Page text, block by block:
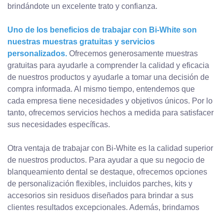
brindándote un excelente trato y confianza.
Uno de los beneficios de trabajar con Bi-White son
nuestras muestras gratuitas y servicios
personalizados. Ofrecemos generosamente muestras
gratuitas para ayudarle a comprender la calidad y eficacia
de nuestros productos y ayudarle a tomar una decisión de
compra informada. Al mismo tiempo, entendemos que
cada empresa tiene necesidades y objetivos únicos. Por lo
tanto, ofrecemos servicios hechos a medida para satisfacer
sus necesidades específicas.
Otra ventaja de trabajar con Bi-White es la calidad superior
de nuestros productos. Para ayudar a que su negocio de
blanqueamiento dental se destaque, ofrecemos opciones
de personalización flexibles, incluidos parches, kits y
accesorios sin residuos diseñados para brindar a sus
clientes resultados excepcionales. Además, brindamos